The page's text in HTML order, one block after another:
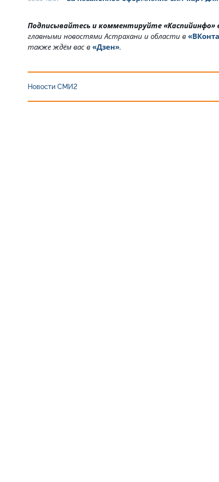
Подписывайтесь и комментируйте «Каспийинфо»
главными новостями Астрахани и области в
также ждём вас в «Дзен».
Новости СМИ2